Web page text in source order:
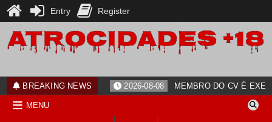
content
BREAKING NEWS 2026-08-08 MEMBRO DO CV É
MENU
Entry Register